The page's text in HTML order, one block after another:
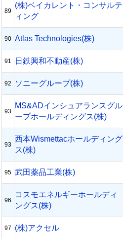
89
(株)ベイカレント・コンサルテ
ィング
90 Atlas Technologies(株)
91 日鉄興和不動産(株)
92 ソニーグループ(株)
93
MS&ADインシュアランスグル
ープホールディングス(株)
93
西本Wismettacホールディング
ス(株)
95 武田薬品工業(株)
96
コスモエネルギーホールディ
ングス(株)
97 (株)アクセル